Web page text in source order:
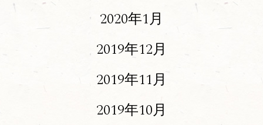
2020年1月
2019年12月
2019年11月
2019年10月